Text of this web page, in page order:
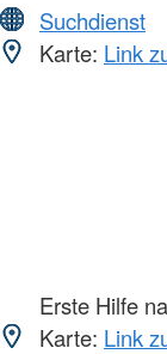
Suchdienst
Karte: Link
Erste Hilfe
Karte: Link